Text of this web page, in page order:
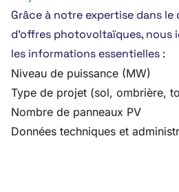
Grâce à notre expertise dans le
d’offres photovoltaïques,
les informations essentielles :
Niveau de puissance (MW)
Type de projet (sol, ombrière,
Nombre de panneaux PV
Données techniques et